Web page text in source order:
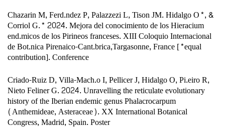
Chazarin M, Ferd.ndez P, Palazzezi L, Tison JM. Hidalgo O*, &
Corriol G.* 2024. Mejora del conocimiento de los Hieracium
end.micos de los Pirineos franceses. XIII Coloquio Internacional
de Bot.nica Pirenaico-Cant.brica,Targasonne, France [*equal
contribution]. Conference
Criado-Ruiz D, Villa-Mach.o I, Pellicer J, Hidalgo O, Pi.eiro R,
Nieto Feliner G. 2024. Unravelling the reticulate evolutionary
history of the Iberian endemic genus Phalacrocarpum
(Anthemideae, Asteraceae). XX International Botanical
Congress, Madrid, Spain. Poster